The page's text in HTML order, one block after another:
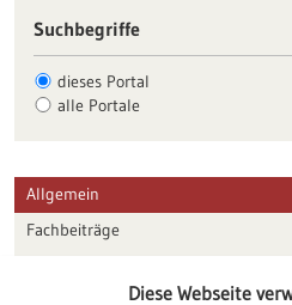
Suchbegriffe
dieses Portal
alle Portale
Allgemein
Fachbeiträge
Diese Webseite